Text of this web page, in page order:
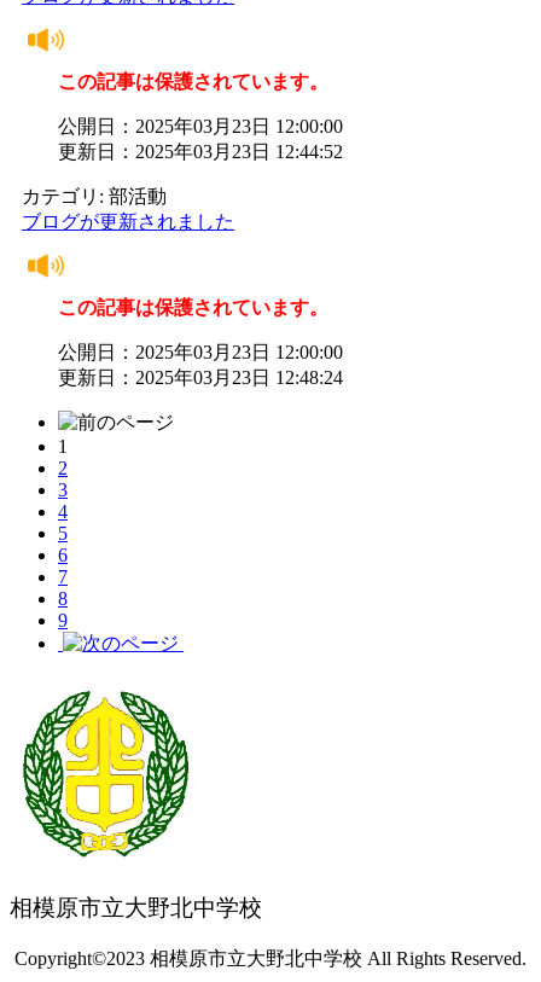
この記事は保護されています。
公開日：2025年03月23日 12:00:00
更新日：2025年03月23日 12:44:52
カテゴリ: 部活動
ブログが更新されました
この記事は保護されています。
公開日：2025年03月23日 12:00:00
更新日：2025年03月23日 12:48:24
1
2
3
4
5
6
7
8
9
相模原市立大野北中学校
Copyright©2023 相模原市立大野北中学校 All Rights Reserved.